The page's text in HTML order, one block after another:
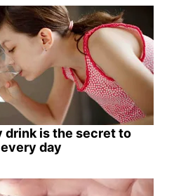
drink is the secret to
day